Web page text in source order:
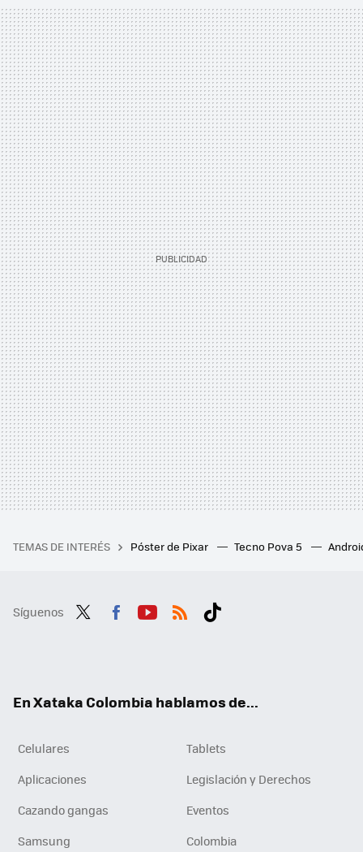
TEMAS DE INTERÉS Póster de Pixar Tecno Pova 5
Síguenos
En Xataka Colombia hablamos de...
Celulares
Tablets
Aplicaciones
Legislación y Derechos
Cazando gangas
Eventos
Samsung
Colombia